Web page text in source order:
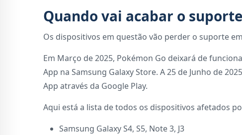
Quando vai acabar o suporte
Os dispositivos em questão vão perder o suporte
Em Março de 2025, Pokémon Go deixará de
App na Samsung Galaxy Store. A 25 de Junho de
App através da Google Play.
Aqui está a lista de todos os dispositivos afetados
Samsung Galaxy S4, S5, Note 3, J3